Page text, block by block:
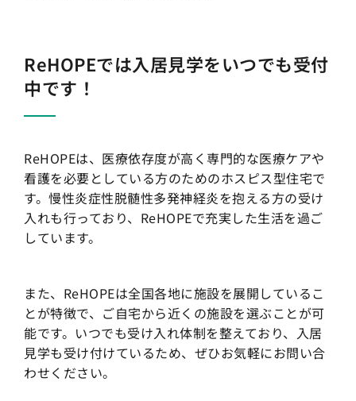
ReHOPEでは入居見学をいつでも受付
中です！
ReHOPEは、医療依存度が高く専門的な医療ケアや
看護を必要としている方のためのホスピス型住宅で
す。慢性炎症性脱髄性多発神経炎を抱える方の受け
入れも行っており、ReHOPEで充実した生活を過ご
しています。
また、ReHOPEは全国各地に施設を展開しているこ
とが特徴で、ご自宅から近くの施設を選ぶことが可
能です。いつでも受け入れ体制を整えており、入居
見学も受け付けているため、ぜひお気軽にお問い合
わせください。